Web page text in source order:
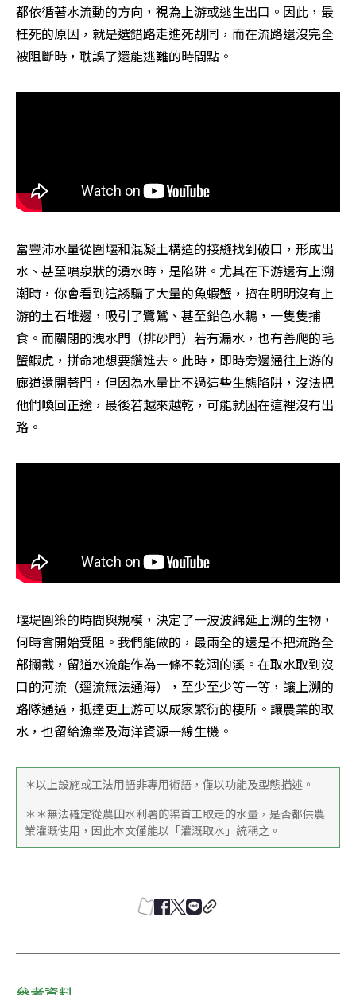
都依循著水流動的方向，視為上游或逃生出口。因此，最
枉死的原因，就是選錯路走進死胡同，而在流路還沒完全
被阻斷時，耽誤了還能逃難的時間點。
當豐沛水量從圍堰和混凝土構造的接縫找到破口，形成出
水、甚至噴泉狀的湧水時，是陷阱。尤其在下游還有上溯
潮時，你會看到這誘騙了大量的魚蝦蟹，擠在明明沒有上
游的土石堆邊，吸引了鷺鷥、甚至鉛色水鶇，一隻隻捕
食。而關閉的洩水門（排砂門）若有漏水，也有善爬的毛
蟹鰕虎，拼命地想要鑽進去。此時，即時旁邊通往上游的
廊道還開著門，但因為水量比不過這些生態陷阱，沒法把
他們喚回正途，最後若越來越乾，可能就困在這裡沒有出
路。
堰堤圍築的時間與規模，決定了一波波綿延上溯的生物，
何時會開始受阻。我們能做的，最兩全的還是不把流路全
部攔截，留道水流能作為一條不乾涸的溪。在取水取到沒
口的河流（逕流無法通海），至少至少等一等，讓上溯的
路隊通過，抵達更上游可以成家繁衍的棲所。讓農業的取
水，也留給漁業及海洋資源一線生機。
＊以上設施或工法用語非專用術語，僅以功能及型態描述。
＊＊無法確定從農田水利署的渠首工取走的水量，是否都供農
業灌溉使用，因此本文僅能以「灌溉取水」統稱之。